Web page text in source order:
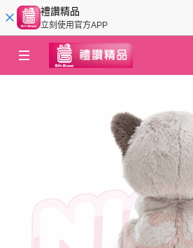
禮讚精品
立刻使用官方APP